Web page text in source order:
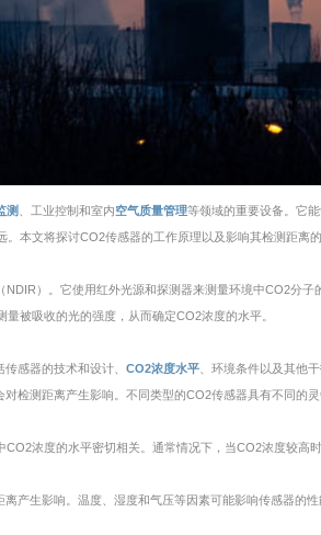
测 、工业控制和室内空气质量管理等领域的重要设备。它
本文将探讨CO2传感器的工作原理以及影响其检测距离的
）。它使用红外光源和探测器来测量环境中CO2分
被吸收的光的强度，从而确定CO2浓度的水平。
传感器的技术和设计、CO2浓度水平 、环境条件以及其他干
检测距离产生影响。不同类型的CO2传感器具有不同的
CO2浓度的水平密切相关。通常情况下，当CO2浓度较
产生影响。温度、湿度和气压等因素可能影响传感器的